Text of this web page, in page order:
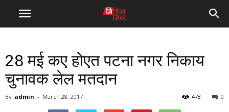
28 मई कए होएत पटना नगर निकाय
चुनावक लेल मतदान
By admin - March 28, 2017 0
478